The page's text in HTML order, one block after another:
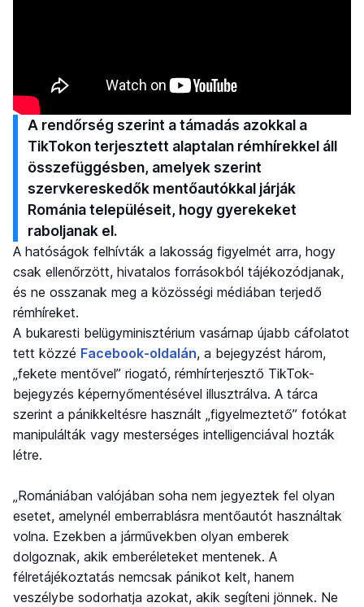
A rendőrség szerint a támadás azokkal a
TikTokon terjesztett alaptalan rémhírekkel áll
összefüggésben, amelyek szerint
szervkereskedők mentőautókkal járják
Románia településeit, hogy gyerekeket
raboljanak el.
A hatóságok felhívták a lakosság figyelmét arra, hogy
csak ellenőrzött, hivatalos forrásokból tájékozódjanak,
és ne osszanak meg a közösségi médiában terjedő
rémhíreket.
A bukaresti belügyminisztérium vasárnap újabb cáfolatot
tett közzé Facebook-oldalán, a bejegyzést három,
„fekete mentővel” riogató, rémhírterjesztő TikTok-
bejegyzés képernyőmentésével illusztrálva. A tárca
szerint a pánikkeltésre használt „figyelmeztető” fotókat
manipulálták vagy mesterséges intelligenciával hozták
létre.
„Romániában valójában soha nem jegyeztek fel olyan
esetet, amelynél emberrablásra mentőautót használtak
volna. Ezekben a járművekben olyan emberek
dolgoznak, akik emberéleteket mentenek. A
félretájékoztatás nemcsak pánikot kelt, hanem
veszélybe sodorhatja azokat, akik segíteni jönnek. Ne